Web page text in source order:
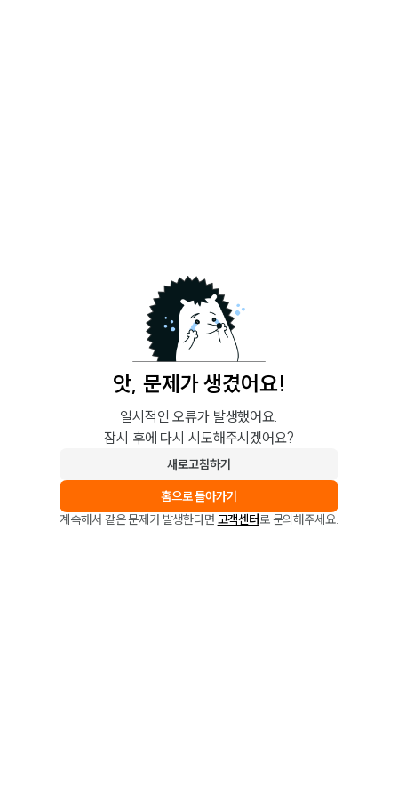
앗, 문제가 생겼어요!
일시적인 오류가 발생했어요.
잠시 후에 다시 시도해주시겠어요?
새로고침하기
홈으로 돌아가기
계속해서 같은 문제가 발생한다면 고객센터로 문의해주세요.